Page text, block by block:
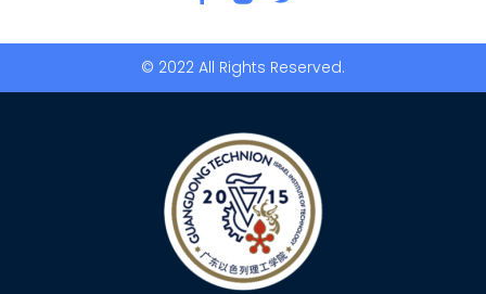
© 2022 All Rights Reserved.